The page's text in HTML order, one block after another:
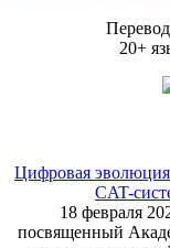
20+
Цифровая эволюция
CAT-
18 февраля
посвященный